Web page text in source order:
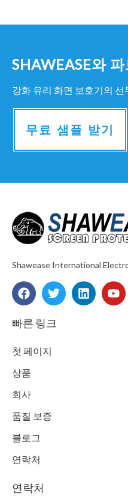
SHAWEASE와
강화 유리 화면 보호기의 선
무료 샘플 받기
Shawease International
F
a
e
o
o
k
T
w
t
L
i
Y
o
빠른 링크
첫 페이지
상품
회사
품질 보증
블로그
연락처
연락처